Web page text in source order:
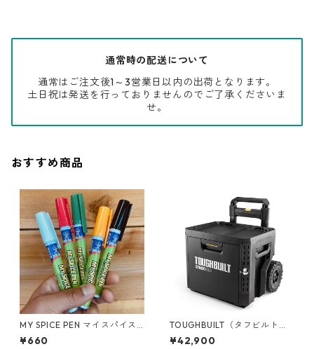
通常時の配送について
通常はご注文後1～3営業日以内の出荷となります。
土日祝は発送を行っておりませんのでご了承くださいま
せ。
おすすめ商品
MY SPICE PEN マイスパイス
ペン 携帯用 ペン型調味料ケー
ス MY-SPICE
¥660
TOUGHBUILT（タフビルト）S
TACK TECH(スタックテック)
ウィール1ドロワーボックス TB
¥42,900